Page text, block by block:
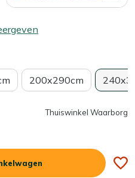
200x290cm
Thuiswinkel Waarborg